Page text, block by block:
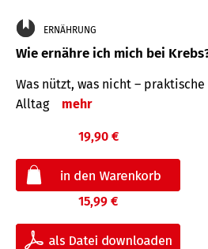
ERNÄHRUNG
Wie ernähre ich mich bei
Was nützt, was nicht –
Alltag
mehr
19,90 €
15,99 €